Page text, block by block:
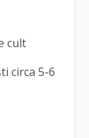
cult
circa 5-6